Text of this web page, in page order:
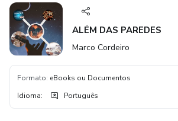
ALÉM DAS PAREDES
Marco Cordeiro
Formato: eBooks ou Documentos
Idioma: Português